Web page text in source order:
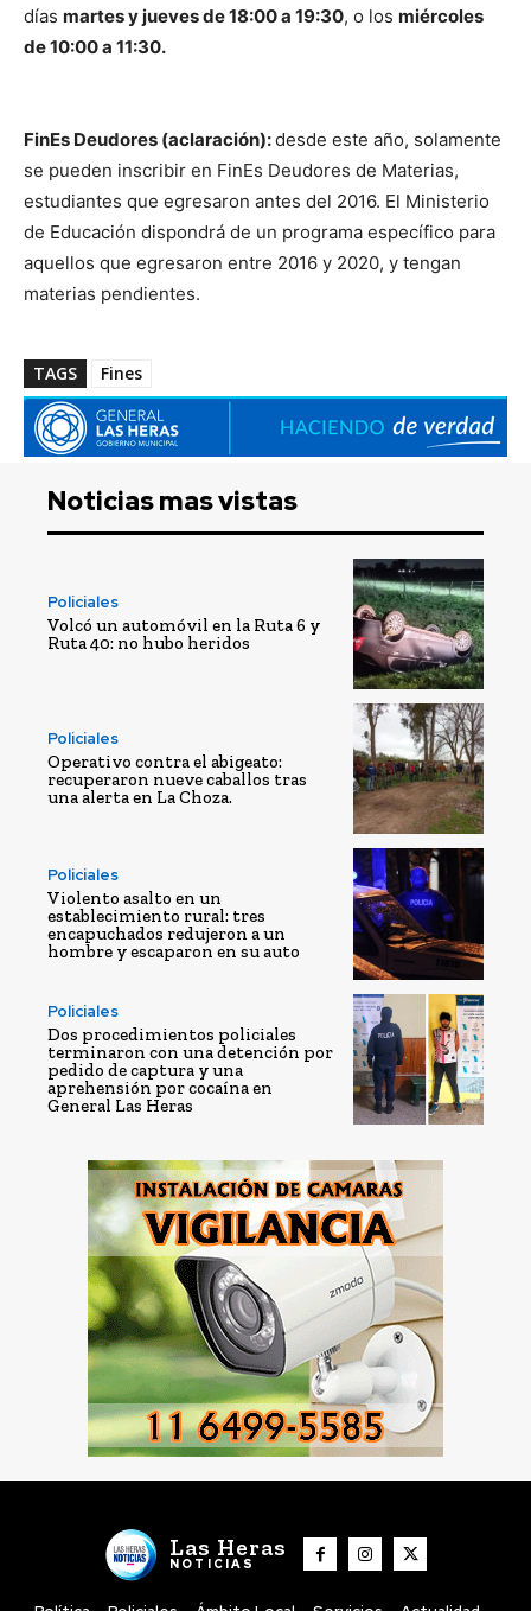
días martes y jueves de 18:00 a 19:30, o los miércoles
de 10:00 a 11:30.
FinEs Deudores (aclaración):desde este año, solamente
se pueden inscribir en FinEs Deudores de Materias,
estudiantes que egresaron antes del 2016. El Ministerio
de Educación dispondrá de un programa específico para
aquellos que egresaron entre 2016 y 2020, y tengan
materias pendientes.
TAGS Fines
Noticias mas vistas
Policiales
Volcó un automóvil en la Ruta 6 y
Ruta 40: no hubo heridos
Policiales
Operativo contra el abigeato:
recuperaron nueve caballos tras
una alerta en La Choza.
Policiales
Violento asalto en un
establecimiento rural: tres
encapuchados redujeron a un
hombre y escaparon en su auto
Policiales
Dos procedimientos policiales
terminaron con una detención por
pedido de captura y una
aprehensión por cocaína en
General Las Heras
Las Heras
NOTICIAS